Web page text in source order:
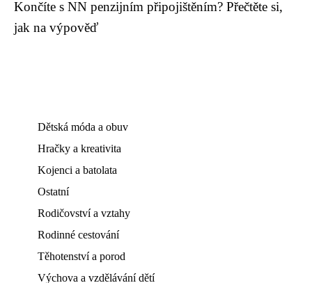
Končíte s NN penzijním připojištěním? Přečtěte si,
jak na výpověď
Dětská móda a obuv
Hračky a kreativita
Kojenci a batolata
Ostatní
Rodičovství a vztahy
Rodinné cestování
Těhotenství a porod
Výchova a vzdělávání dětí